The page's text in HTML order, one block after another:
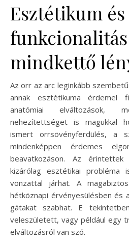
Esztétikum és
mindkettő
Az orr az arc leginkább
annak esztétikuma érdemel
anatómiai elváltozások,
nehezítettséget is magukkal
ismert orrsövényferdülés, a
mindenképpen érdemes
beavatkozáson. Az
kizárólag esztétikai probléma
vonzattal járhat. A
hétköznapi érvényesülésben és
gátakat szabhat. E
veleszületett, vagy például egy
elváltozásról van szó.